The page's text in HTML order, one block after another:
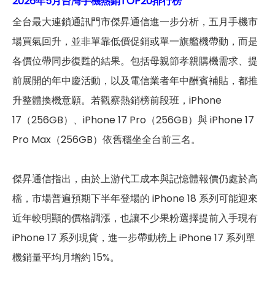
全台最大連鎖通訊門市傑昇通信進一步分析，五月手機市
場買氣回升，並非單靠低價促銷或單一旗艦機帶動，而是
各價位帶同步復甦的結果。包括母親節孝親購機需求、提
前展開的年中慶活動，以及電信業者年中酬賓補貼，都推
升整體換機意願。若觀察熱銷榜前段班，iPhone
17（256GB）、iPhone 17 Pro（256GB）與 iPhone 17
Pro Max（256GB）依舊穩坐全台前三名。
傑昇通信指出，由於上游代工成本與記憶體報價仍處於高
檔，市場普遍預期下半年登場的 iPhone 18 系列可能迎來
近年較明顯的價格調漲，也讓不少果粉選擇提前入手現有
iPhone 17 系列現貨，進一步帶動榜上 iPhone 17 系列單
機銷量平均月增約 15%。